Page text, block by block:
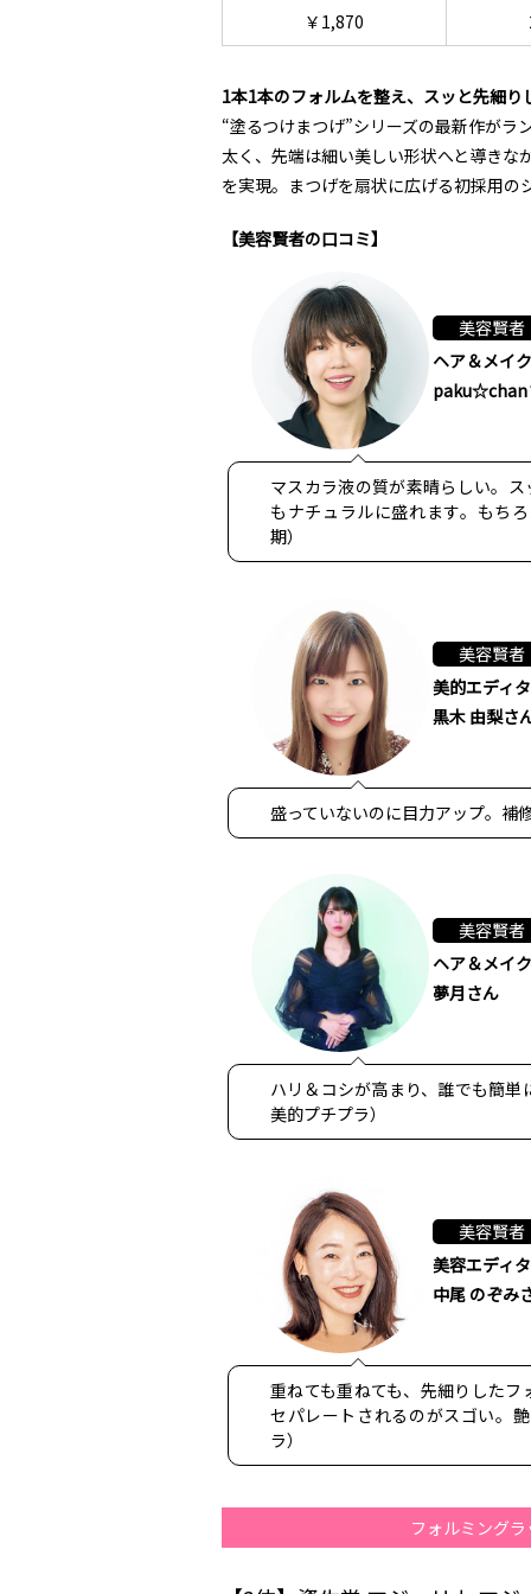
￥1,870
1本1本のフォルムを整え、スッと先細り
“塗るつけまつげ”シリーズの最新作が
太く、先端は細い美しい形状へと導きな
を実現。まつげを扇状に広げる初採用の
【美容賢者の口コミ】
美容賢者
ヘア＆メイ
paku☆chan
マスカラ液の質が素晴らしい。
もナチュラルに盛れます。もち
期）
美容賢者
美的エディ
黒木 由梨さ
盛っていないのに目力アップ。補
美容賢者
ヘア＆メイ
夢月さん
ハリ＆コシが高まり、誰でも簡
美的プチプラ）
美容賢者
美容エディ
中尾 のぞみ
重ねても重ねても、先細りした
セパレートされるのがスゴい。
ラ）
フォルミング